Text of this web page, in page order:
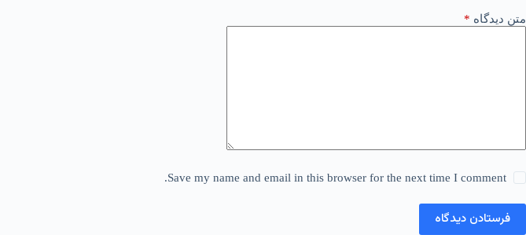
متن دیدگاه *
Save my name and email in this browser for the next time I comment.
فرستادن دیدگاه